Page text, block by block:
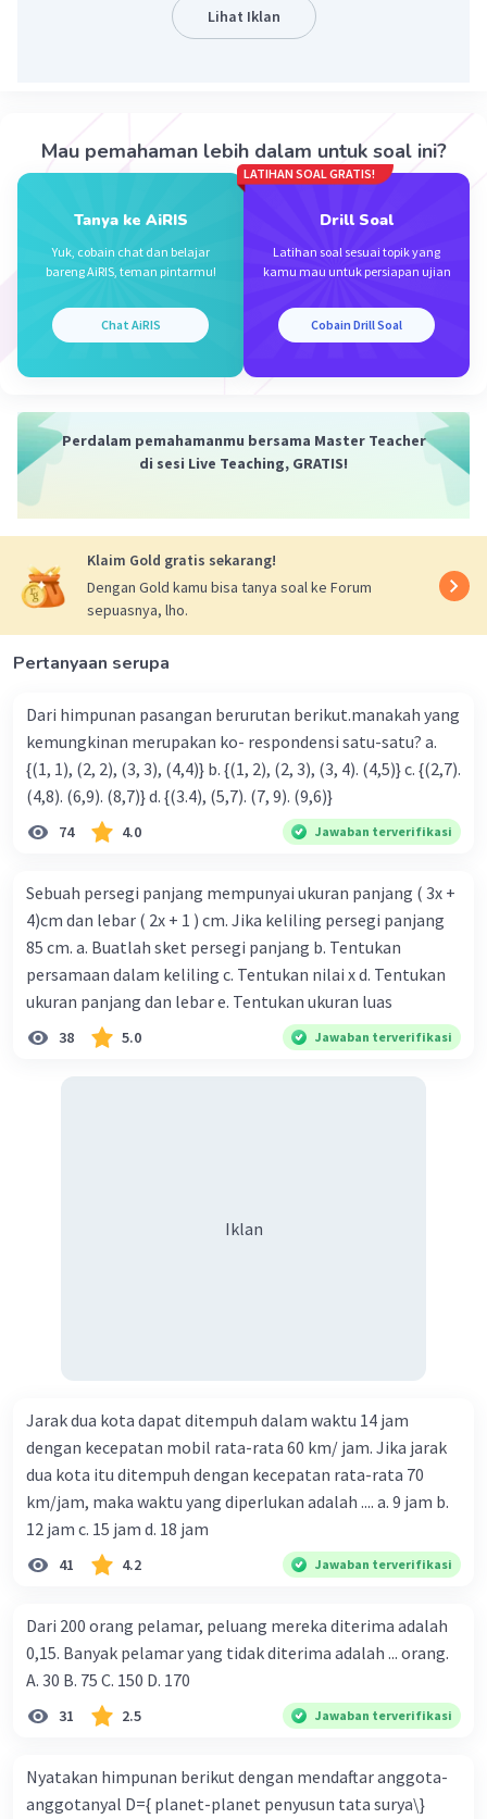
Balas
Iklan
Lihat Iklan
Mau pemahaman lebih dalam untuk soal ini?
Tanya ke AiRIS
Yuk, cobain chat dan belajar
bareng AiRIS, teman pintarmu!
Chat AiRIS
LATIHAN SOAL GRATIS!
Drill Soal
Latihan soal sesuai topik yang
kamu mau untuk persiapan ujian
Cobain Drill Soal
Perdalam pemahamanmu bersama Master Teacher
di sesi Live Teaching, GRATIS!
Klaim Gold gratis sekarang!
Dengan Gold kamu bisa tanya soal ke Forum
sepuasnya, lho.
Pertanyaan serupa
Dari himpunan pasangan berurutan berikut.manakah yang
kemungkinan merupakan ko- respondensi satu-satu? a.
{(1, 1), (2, 2), (3, 3), (4,4)} b. {(1, 2), (2, 3), (3, 4). (4,5)} c. {(2,7).
(4,8). (6,9). (8,7)} d. {(3.4), (5,7). (7, 9). (9,6)}
74 4.0 Jawaban terverifikasi
Sebuah persegi panjang mempunyai ukuran panjang ( 3x +
4)cm dan lebar ( 2x + 1 ) cm. Jika keliling persegi panjang
85 cm. a. Buatlah sket persegi panjang b. Tentukan
persamaan dalam keliling c. Tentukan nilai x d. Tentukan
ukuran panjang dan lebar e. Tentukan ukuran luas
38 5.0 Jawaban terverifikasi
Iklan
Jarak dua kota dapat ditempuh dalam waktu 14 jam
dengan kecepatan mobil rata-rata 60 km/ jam. Jika jarak
dua kota itu ditempuh dengan kecepatan rata-rata 70
km/jam, maka waktu yang diperlukan adalah .... a. 9 jam b.
12 jam c. 15 jam d. 18 jam
41 4.2 Jawaban terverifikasi
Dari 200 orang pelamar, peluang mereka diterima adalah
0,15. Banyak pelamar yang tidak diterima adalah ... orang.
A. 30 B. 75 C. 150 D. 170
31 2.5 Jawaban terverifikasi
Nyatakan himpunan berikut dengan mendaftar anggota-
anggotanyal D={ planet-planet penyusun tata surya\}